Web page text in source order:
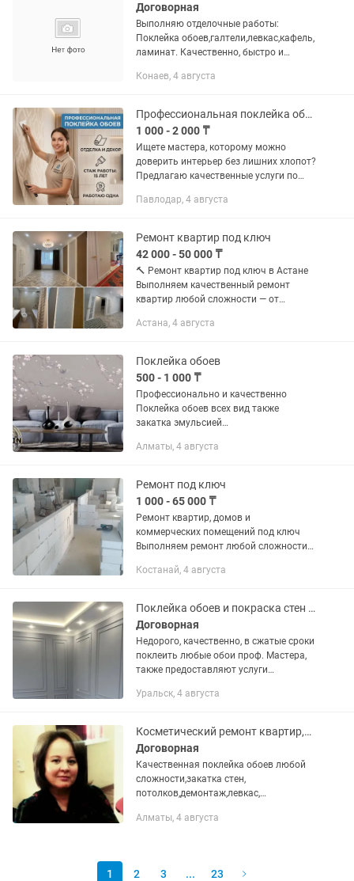
Договорная
Выполняю отделочные работы:
Поклейка обоев,галтели,левкас,кафель,
ламинат. Качественно, быстро и
Конаев, 4 августа
Профессиональная поклейка обоев отделка и декор
1 000 - 2 000 ₸
Ищете мастера, которому можно
доверить интерьер без лишних хлопот?
Предлагаю качественные услуги по
совесть, ценю ваше время и свой
Павлодар, 4 августа
Ремонт квартир под ключ
42 000 - 50 000 ₸
🔨 Ремонт квартир под ключ в Астане
Выполняем качественный ремонт
квартир любой сложности — от
объекта. ✔️ Стоимость работ — от 42
Астана, 4 августа
Поклейка обоев
500 - 1 000 ₸
Профессионально и качественно
Поклейка обоев всех вид также
закатка эмульсией
поклейка галтели молдинги на стен
Алматы, 4 августа
Ремонт под ключ
1 000 - 65 000 ₸
Ремонт квартир, домов и
коммерческих помещений под ключ
Выполняем ремонт любой сложности
до полного капитального ремонта с
Костанай, 4 августа
Поклейка обоев и покраска стен шпаклевка
Договорная
Недорого, качественно, в сжатые сроки
поклеить любые обои проф. Мастера,
также предоставляют услуги
плинтуса.
Уральск, 4 августа
Косметический ремонт квартир,домов,левкас, Леонардо
Договорная
Качественная поклейка обоев любой
сложности,закатка стен,
потолков,демонтаж,левкас,
штукатурка,стаж работы более 10 лет.
Алматы, 4 августа
1 2 3 ... 23